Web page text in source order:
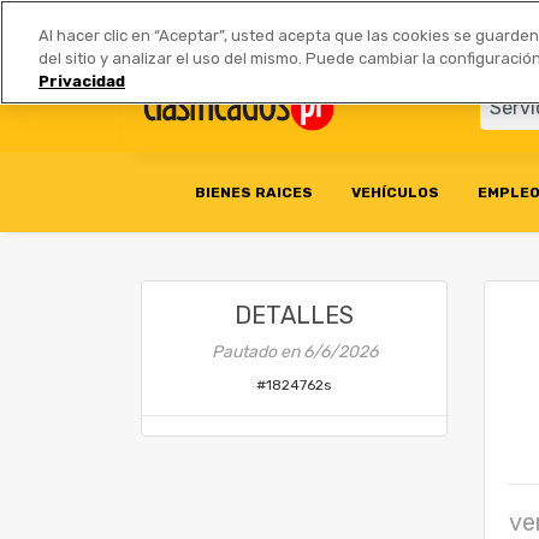
Anúnciate | Tarifas Socios
BIENES RAICES VEHÍCULOS
DETALLES
Pautado en6/6/2026
#1824762s
Al hacer clic en “Aceptar”, usted acepta que las cookies se
del sitio y analizar el uso del mismo. Puede cambiar la
Privacidad